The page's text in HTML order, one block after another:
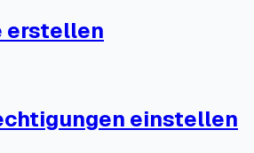
erstellen
einstellen